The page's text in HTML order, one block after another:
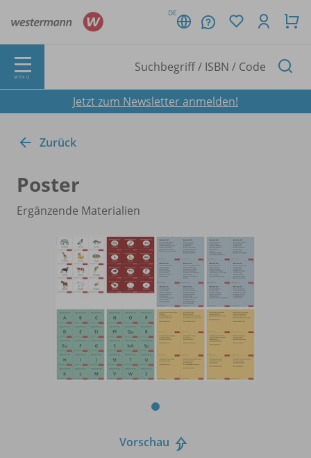
DE
MENÜ
Jetzt zum Newsletter anmelden!
Zurück
Poster
Ergänzende Materialien
Vorschau